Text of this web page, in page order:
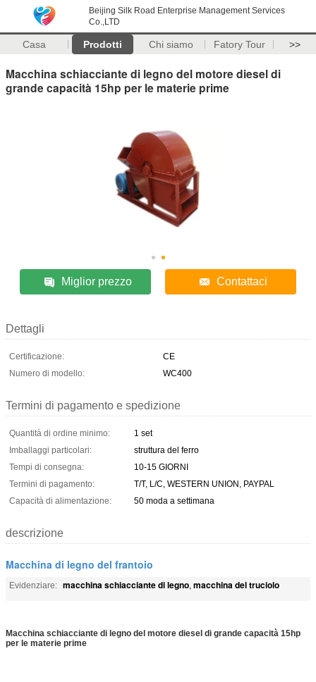
Beijing Silk Road Enterprise Management Services
Co.,LTD
Casa Prodotti Chi siamo Fatory Tour >>
Macchina schiacciante di legno del motore diesel di
grande capacità 15hp per le materie prime
Miglior prezzo Contattaci
Dettagli
Certificazione:
CE
Numero di modello:
WC400
Termini di pagamento e spedizione
Quantità di ordine minimo:
1 set
Imballaggi particolari:
struttura del ferro
Tempi di consegna:
10-15 GIORNI
Termini di pagamento:
T/T, L/C, WESTERN UNION, PAYPAL
Capacità di alimentazione:
50 moda a settimana
descrizione
Macchina di legno del frantoio
Evidenziare: macchina schiacciante di legno, macchina del truciolo
Macchina schiacciante di legno del motore diesel di grande capacità 15hp
per le materie prime